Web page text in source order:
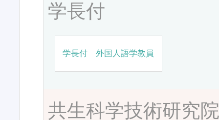
学長付
学長付 外国人語学教員
共生科学技術研究